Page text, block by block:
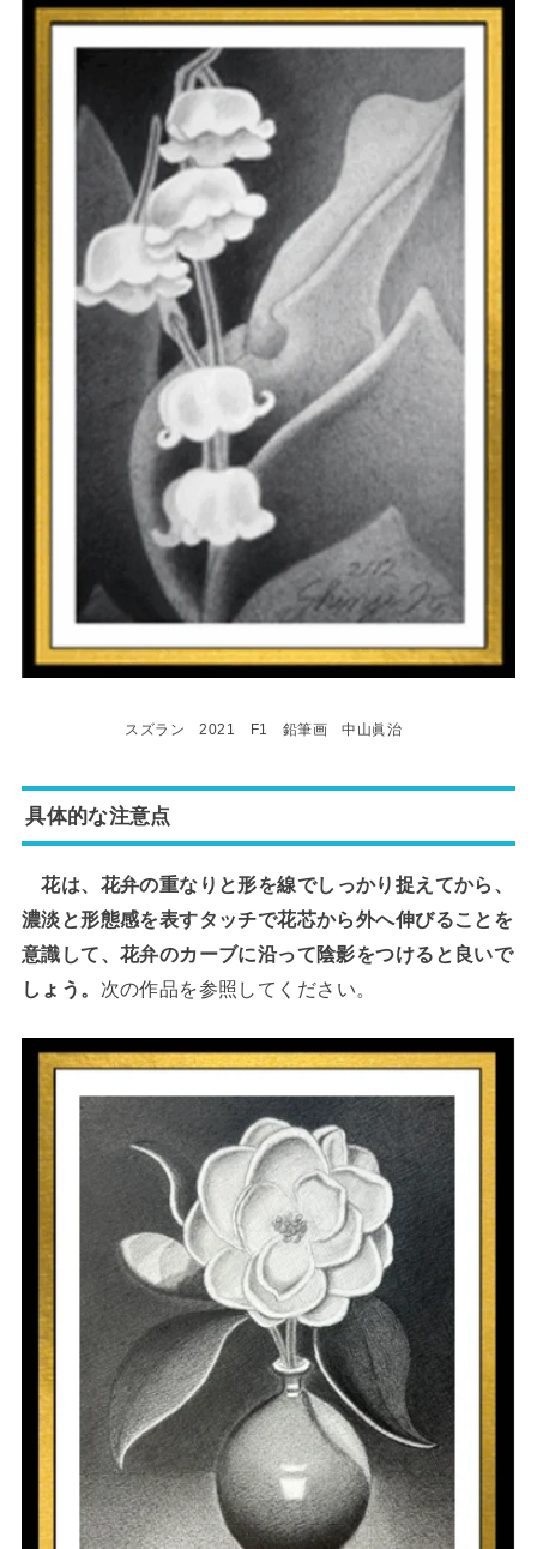
スズラン 2021 F1 鉛筆画 中山眞治
具体的な注意点
花は、花弁の重なりと形を線でしっかり捉えてから、
濃淡と形態感を表すタッチで花芯から外へ伸びることを
意識して、花弁のカーブに沿って陰影をつけると良いで
しょう。 次の作品を参照してください。